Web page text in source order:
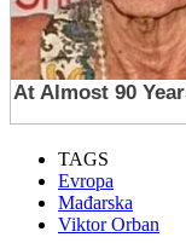
TAGS
Evropa
Mađarska
Viktor Orban